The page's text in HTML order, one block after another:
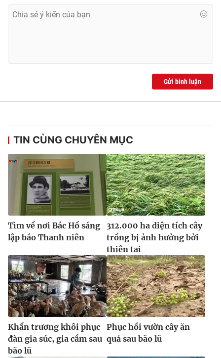
Gửi bình luận
TIN CÙNG CHUYÊN MỤC
Tìm về nơi Bác Hồ sáng
lập báo Thanh niên
312.000 ha diện tích cây
trồng bị ảnh hưởng bởi
thiên tai
Khẩn trương khôi phục
đàn gia súc, gia cầm sau
bão lũ
Phục hồi vườn cây ăn
quả sau bão lũ